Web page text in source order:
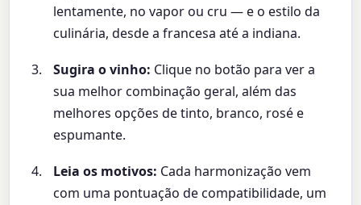
lentamente, no vapor ou cru — e o estilo da
culinária, desde a francesa até a indiana.
Sugira o vinho: Clique no botão para ver a
sua melhor combinação geral, além das
melhores opções de tinto, branco, rosé e
espumante.
Leia os motivos: Cada harmonização vem
com uma pontuação de compatibilidade, um